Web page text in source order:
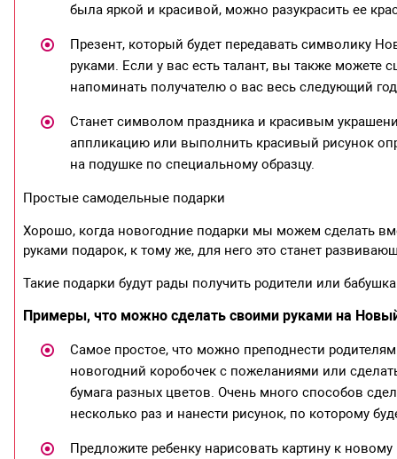
была яркой и красивой, можно разукрасить ее
Презент, который будет передавать символику
руками. Если у вас есть талант, вы также можете
напоминать получателю о вас весь следующий
Станет символом праздника и красивым
аппликацию или выполнить красивый рисунок
на подушке по специальному образцу.
Простые самодельные подарки
Хорошо, когда новогодние подарки мы можем сделать
руками подарок, к тому же, для него это станет
Такие подарки будут рады получить родители или
Примеры, что можно сделать своими руками на
Самое простое, что можно преподнести
новогодний коробочек с пожеланиями или
бумага разных цветов. Очень много способов
несколько раз и нанести рисунок, по которому
Предложите ребенку нарисовать картину к